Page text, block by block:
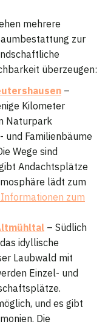
mehrere
zur
überzeugen:
–
Kilometer
Naturpark
und Familienbäume
Wege sind
Andachtsplätze
lädt zum
zum
– Südlich
idyllische
Laubwald mit
Einzel- und
und es gibt
Die